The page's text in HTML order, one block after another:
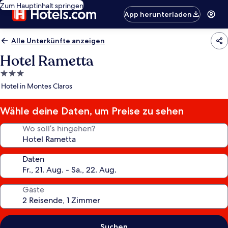
Zum Hauptinhalt springen
App herunterladen
Alle Unterkünfte anzeigen
Hotel Rametta
3.0-
Sterne-
Hotel in Montes Claros
Wähle deine Daten, um Preise zu sehen
Wo soll’s hingehen?
Daten
Gäste